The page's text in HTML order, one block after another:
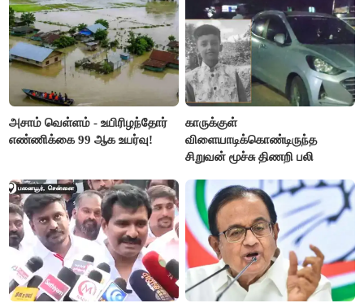
அசாம் வெள்ளம் - உயிரிழந்தோர்
எண்ணிக்கை 99 ஆக உயர்வு!
காருக்குள்
விளையாடிக்கொண்டிருந்த
சிறுவன் மூச்சு திணறி பலி